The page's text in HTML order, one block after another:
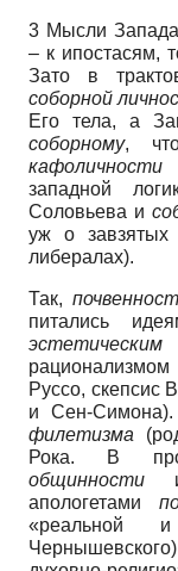
3 Мысли
– к ипостасям,
Зато в
соборной
Его тела, а
соборному,
кафоличности
западной
Соловьева и
уж о завзятых
либералах).
Так,
питались
эстетическим
Руссо, скепсис
и Сен-
филетизма
Рока. В
общинности и
апологетами
«реальной